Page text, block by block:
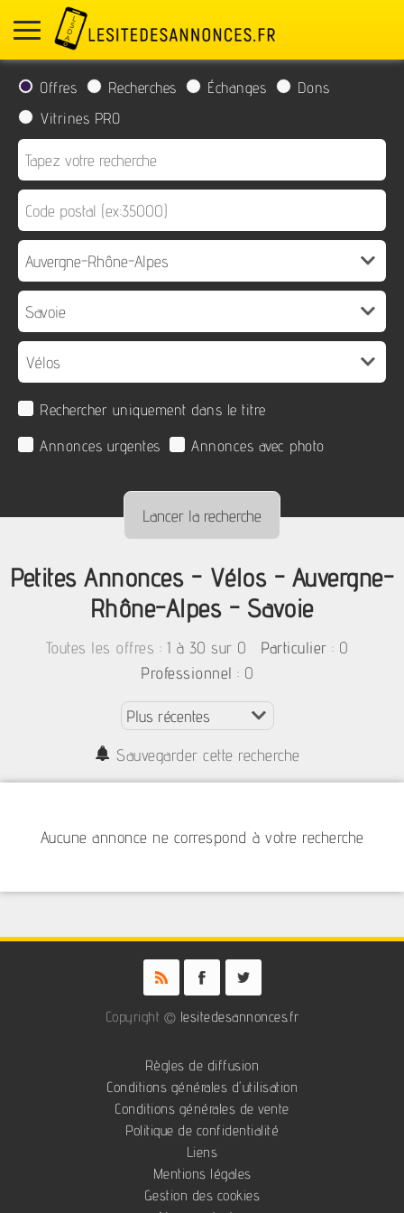
Offres Recherches Échanges
Dons
Vitrines PRO
Rechercher uniquement dans le titre
Annonces urgentes
Annonces avec photo
Petites Annonces - Vélos - Auvergne-
Rhône-Alpes - Savoie
Toutes les offres : 1 à 30 sur 0 Particulier : 0
Professionnel : 0
Sauvegarder cette recherche
Aucune annonce ne correspond à votre recherche
Copyright © lesitedesannonces.fr
Règles de diffusion
Conditions générales d'utilisation
Conditions générales de vente
Politique de confidentialité
Liens
Mentions légales
Gestion des cookies